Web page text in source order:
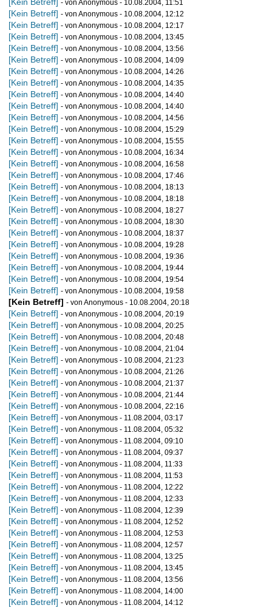
- von Anonymous - 10.08.2004, 11:51
[Kein Betreff] - von Anonymous - 10.08.2004, 12:12
[Kein Betreff] - von Anonymous - 10.08.2004, 12:17
[Kein Betreff] - von Anonymous - 10.08.2004, 13:45
[Kein Betreff] - von Anonymous - 10.08.2004, 13:56
[Kein Betreff] - von Anonymous - 10.08.2004, 14:09
[Kein Betreff] - von Anonymous - 10.08.2004, 14:26
[Kein Betreff] - von Anonymous - 10.08.2004, 14:35
[Kein Betreff] - von Anonymous - 10.08.2004, 14:40
[Kein Betreff] - von Anonymous - 10.08.2004, 14:40
[Kein Betreff] - von Anonymous - 10.08.2004, 14:56
[Kein Betreff] - von Anonymous - 10.08.2004, 15:29
[Kein Betreff] - von Anonymous - 10.08.2004, 15:55
[Kein Betreff] - von Anonymous - 10.08.2004, 16:34
[Kein Betreff] - von Anonymous - 10.08.2004, 16:58
[Kein Betreff] - von Anonymous - 10.08.2004, 17:46
[Kein Betreff] - von Anonymous - 10.08.2004, 18:13
[Kein Betreff] - von Anonymous - 10.08.2004, 18:18
[Kein Betreff] - von Anonymous - 10.08.2004, 18:27
[Kein Betreff] - von Anonymous - 10.08.2004, 18:30
[Kein Betreff] - von Anonymous - 10.08.2004, 18:37
[Kein Betreff] - von Anonymous - 10.08.2004, 19:28
[Kein Betreff] - von Anonymous - 10.08.2004, 19:36
[Kein Betreff] - von Anonymous - 10.08.2004, 19:44
[Kein Betreff] - von Anonymous - 10.08.2004, 19:54
[Kein Betreff] - von Anonymous - 10.08.2004, 19:58
[Kein Betreff] - von Anonymous - 10.08.2004, 20:18
[Kein Betreff] - von Anonymous - 10.08.2004, 20:19
[Kein Betreff] - von Anonymous - 10.08.2004, 20:25
[Kein Betreff] - von Anonymous - 10.08.2004, 20:48
[Kein Betreff] - von Anonymous - 10.08.2004, 21:04
[Kein Betreff] - von Anonymous - 10.08.2004, 21:23
[Kein Betreff] - von Anonymous - 10.08.2004, 21:26
[Kein Betreff] - von Anonymous - 10.08.2004, 21:37
[Kein Betreff] - von Anonymous - 10.08.2004, 21:44
[Kein Betreff] - von Anonymous - 10.08.2004, 22:16
[Kein Betreff] - von Anonymous - 11.08.2004, 03:17
[Kein Betreff] - von Anonymous - 11.08.2004, 05:32
[Kein Betreff] - von Anonymous - 11.08.2004, 09:10
[Kein Betreff] - von Anonymous - 11.08.2004, 09:37
[Kein Betreff] - von Anonymous - 11.08.2004, 11:33
[Kein Betreff] - von Anonymous - 11.08.2004, 11:53
[Kein Betreff] - von Anonymous - 11.08.2004, 12:22
[Kein Betreff] - von Anonymous - 11.08.2004, 12:33
[Kein Betreff] - von Anonymous - 11.08.2004, 12:39
[Kein Betreff] - von Anonymous - 11.08.2004, 12:52
[Kein Betreff] - von Anonymous - 11.08.2004, 12:53
[Kein Betreff] - von Anonymous - 11.08.2004, 12:57
[Kein Betreff] - von Anonymous - 11.08.2004, 13:25
[Kein Betreff] - von Anonymous - 11.08.2004, 13:45
[Kein Betreff] - von Anonymous - 11.08.2004, 13:56
[Kein Betreff] - von Anonymous - 11.08.2004, 14:00
[Kein Betreff] - von Anonymous - 11.08.2004, 14:12